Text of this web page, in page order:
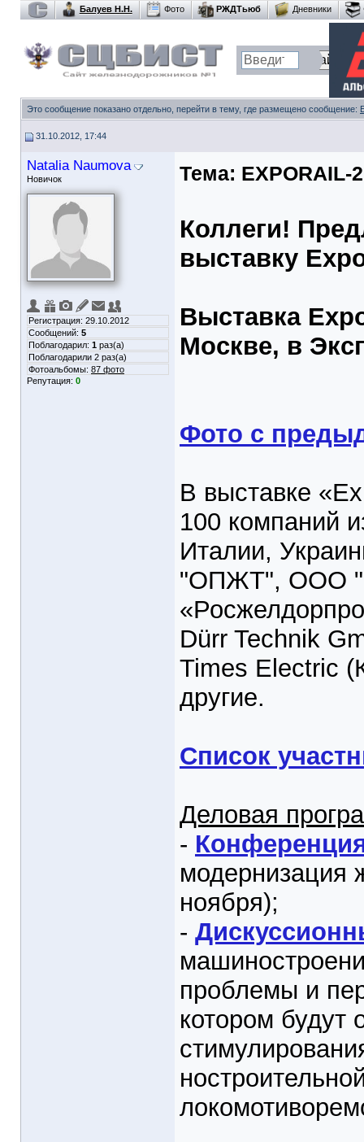
Балуев Н.Н. Фото РЖДТьюб Дневники
Это сообщение показано отдельно, перейти в тему, где размещено сообщение:
31.10.2012, 17:44
Natalia Naumova
Новичок
Регистрация: 29.10.2012
Сообщений: 5
Поблагодарил: 1 раз(а)
Поблагодарили 2 раз(а)
Фотоальбомы: 87 фото
Репутация: 0
Тема: EXPORAIL-
Коллеги!
выставку
Выставка
Москве, в
Фото с
В выставке
100 компаний
Италии,
"ОПЖТ", ООО
Dürr Technik
Times Electric
другие.
Список
Деловая
-
модернизация
ноября);
-
проблемы и
котором будут